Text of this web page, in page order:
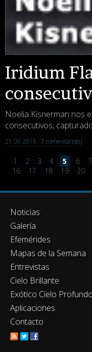
Iridium
Noelia Kisnerman nos
consecutivos,
21.08.2010 · 7 comentario(s)
1 2 3 4 5 6 7
16
17 18 19 20
Noticias
Galería
Efemérides
Mapas de la Semana
Entrevistas
Cielo Brillante
Exótico Cielo Profundo
Aplicaciones
Contacto